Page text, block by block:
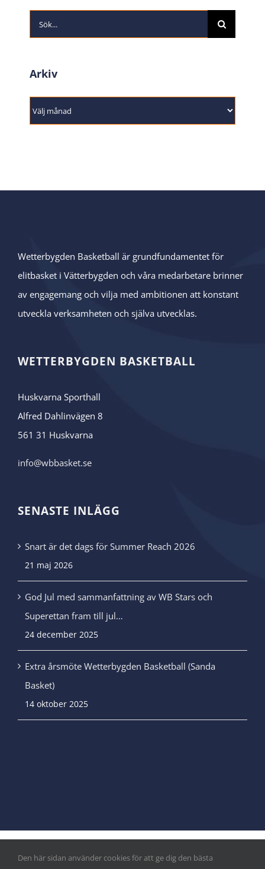
Sök
efter:
Arkiv
Arkiv
Wetterbygden Basketball är grundfundamentet för
elitbasket i Vätterbygden och våra medarbetare brinner
av engagemang och vilja med ambitionen att konstant
utveckla verksamheten och själva utvecklas.
WETTERBYGDEN BASKETBALL
Huskvarna Sporthall
Alfred Dahlinvägen 8
561 31 Huskvarna
info@wbbasket.se
SENASTE INLÄGG
Snart är det dags för Summer Reach 2026
21 maj 2026
God Jul med sammanfattning av WB Stars och
Superettan fram till jul…
24 december 2025
Extra årsmöte Wetterbygden Basketball (Sanda
Basket)
14 oktober 2025
© Copyright|Integritetspolicy&Cookiepolicy| Alla rättigheter
Den här sidan använder cookies för att ge dig den bästa